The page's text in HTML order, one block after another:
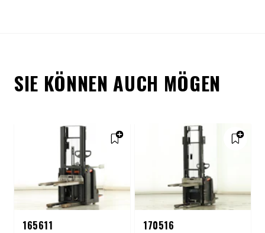
SIE KÖNNEN AUCH MÖGEN
165611
170516